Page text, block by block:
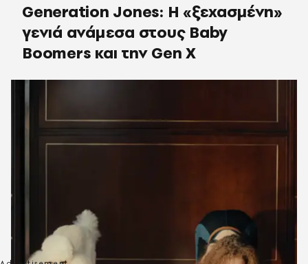
Generation Jones: Η «ξεχασμένη»
γενιά ανάμεσα στους Baby
Boomers και την Gen X